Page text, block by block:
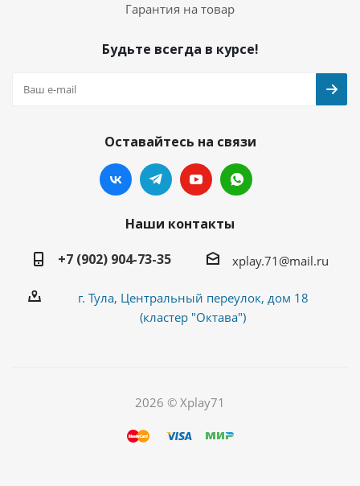
Гарантия на товар
Будьте всегда в курсе!
Оставайтесь на связи
Наши контакты
+7 (902) 904-73-35
xplay.71@mail.ru
г. Тула, Центральный переулок, дом 18
(кластер "Октава")
2026 © Xplay71